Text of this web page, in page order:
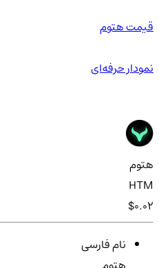
قیمت هتوم
نمودار حرفه‌ای
هتوم
HTM
$0.02
نام فارسی